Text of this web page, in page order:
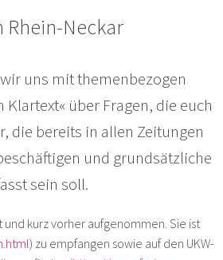
Neckar
uns mit themenbezogen
über Fragen, die euch
die bereits in allen Zeitungen
und grundsätzliche
sein soll.
kurz vorher aufgenommen. Sie ist
) zu empfangen sowie auf den UKW-